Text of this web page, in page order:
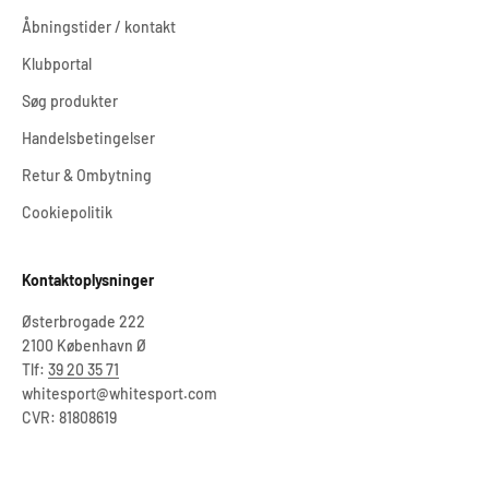
Åbningstider / kontakt
Klubportal
Søg produkter
Handelsbetingelser
Retur & Ombytning
Cookiepolitik
Kontaktoplysninger
Østerbrogade 222
2100 København Ø
Tlf: 39 20 35 71
whitesport@whitesport.com
CVR: 81808619